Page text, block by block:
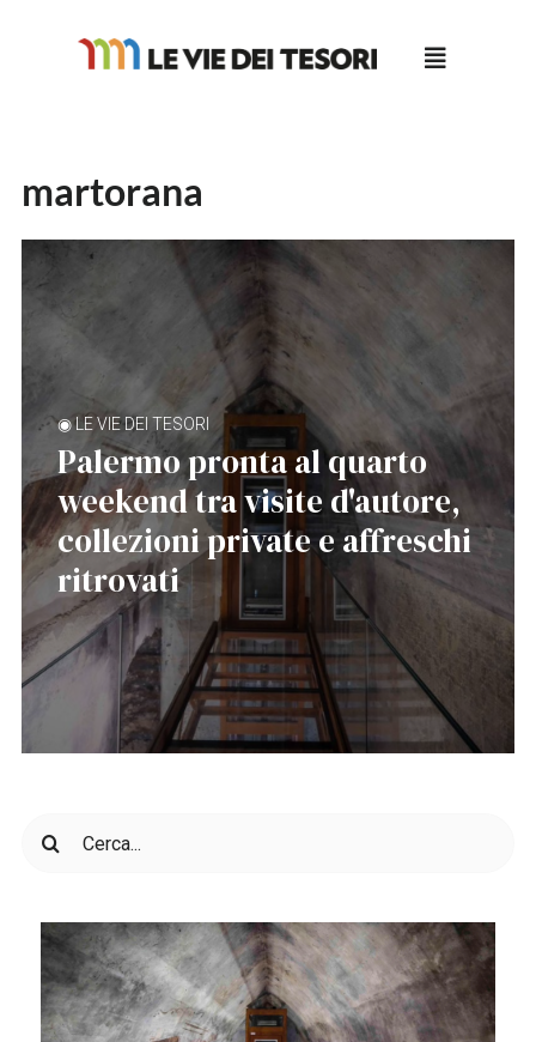
martorana
◉ LE VIE DEI TESORI
Palermo pronta al quarto
weekend tra visite d'autore,
collezioni private e affreschi
ritrovati
per: